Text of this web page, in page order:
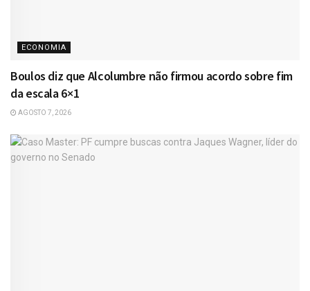
ECONOMIA
Boulos diz que Alcolumbre não firmou acordo sobre fim
da escala 6×1
AGOSTO 7, 2026